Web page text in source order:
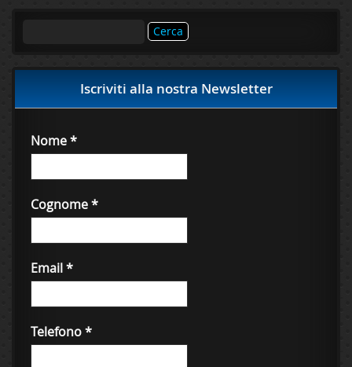
Iscriviti alla nostra Newsletter
Nome*
Cognome*
Email*
Telefono*